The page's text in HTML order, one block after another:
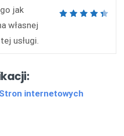
jak
własnej
usługi.
internetowych